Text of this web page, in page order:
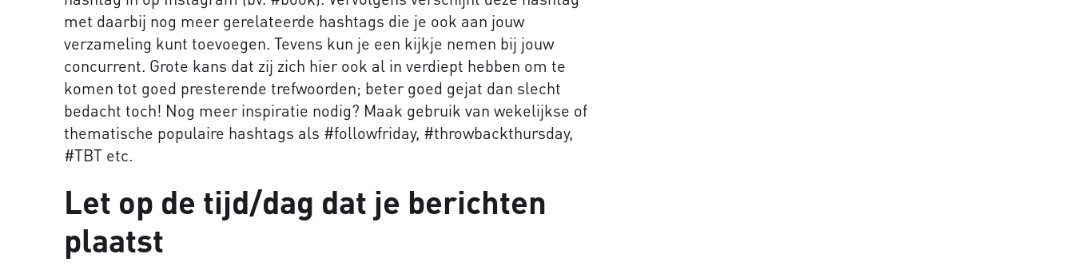
met daarbij nog meer gerelateerde hashtags die je ook aan jouw
verzameling kunt toevoegen. Tevens kun je een kijkje nemen bij jouw
concurrent. Grote kans dat zij zich hier ook al in verdiept hebben om te
komen tot goed presterende trefwoorden; beter goed gejat dan slecht
bedacht toch! Nog meer inspiratie nodig? Maak gebruik van wekelijkse of
thematische populaire hashtags als #followfriday, #throwbackthursday,
#TBT etc.
Let op de tijd/dag dat je berichten
plaatst